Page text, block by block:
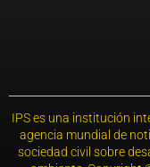
IPS es una institución
agencia mundial de
sociedad civil sobre